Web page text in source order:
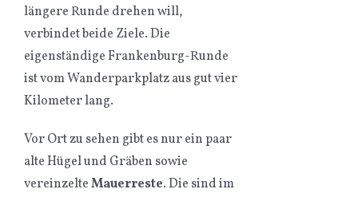
längere Runde drehen will,
verbindet beide Ziele. Die
eigenständige Frankenburg-Runde
ist vom Wanderparkplatz aus gut vier
Kilometer lang.
Vor Ort zu sehen gibt es nur ein paar
alte Hügel und Gräben sowie
vereinzelteMauerreste. Die sind im